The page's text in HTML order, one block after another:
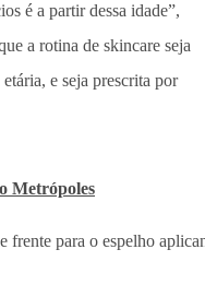
é a partir dessa idade”,
a rotina de skincare seja
e seja prescrita por
Metrópoles